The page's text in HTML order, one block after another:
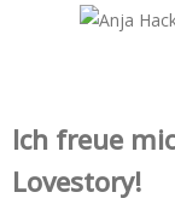
Ich freue
Lovestory!